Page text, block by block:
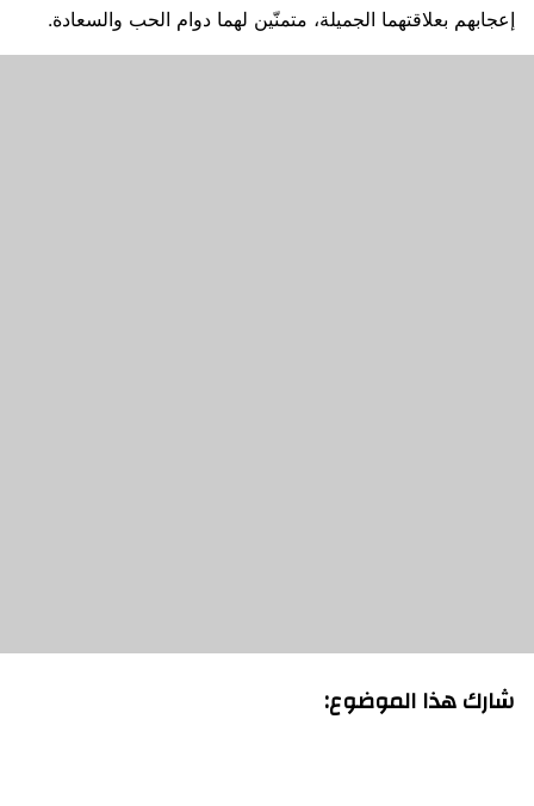
إعجابهم بعلاقتهما الجميلة، متمنّين لهما دوام الحب والسعادة.
شارك هذا الموضوع: